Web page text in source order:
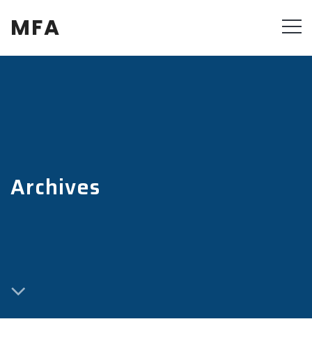
MFA
Archives